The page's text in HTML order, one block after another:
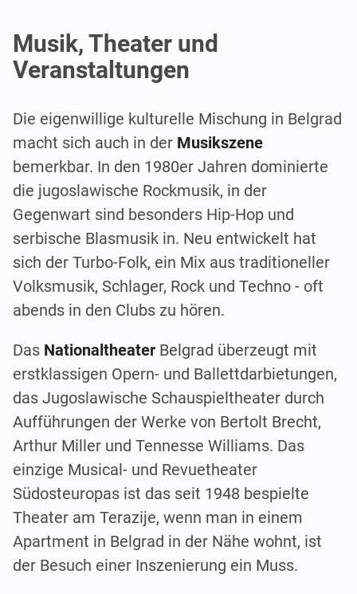
Musik, Theater und
Veranstaltungen
Die eigenwillige kulturelle Mischung in Belgrad
macht sich auch in der Musikszene
bemerkbar. In den 1980er Jahren dominierte
die jugoslawische Rockmusik, in der
Gegenwart sind besonders Hip-Hop und
serbische Blasmusik in. Neu entwickelt hat
sich der Turbo-Folk, ein Mix aus traditioneller
Volksmusik, Schlager, Rock und Techno - oft
abends in den Clubs zu hören.
Das Nationaltheater Belgrad überzeugt mit
erstklassigen Opern- und Ballettdarbietungen,
das Jugoslawische Schauspieltheater durch
Aufführungen der Werke von Bertolt Brecht,
Arthur Miller und Tennesse Williams. Das
einzige Musical- und Revuetheater
Südosteuropas ist das seit 1948 bespielte
Theater am Terazije, wenn man in einem
Apartment in Belgrad in der Nähe wohnt, ist
der Besuch einer Inszenierung ein Muss.